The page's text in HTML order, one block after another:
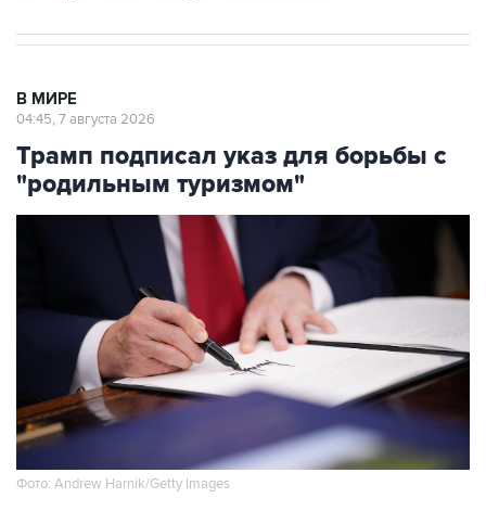
В МИРЕ
04:45, 7 августа 2026
Трамп подписал указ для борьбы с
"родильным туризмом"
Фото: Andrew Harnik/Getty Images